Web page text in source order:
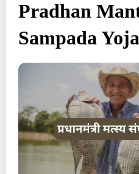
Pradhan
Sampada